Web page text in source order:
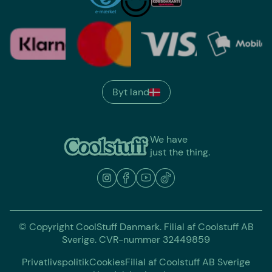
We have
just the thing.
Byt land
© Copyright CoolStuff Danmark. Filial af Coolstuff AB
Sverige. CVR-nummer 32449859
PrivatlivspolitikCookiesFilial af Coolstuff AB Sverige